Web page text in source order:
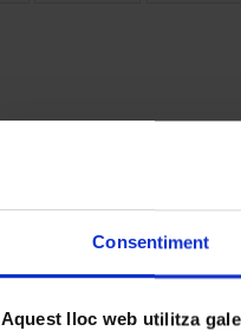
Consentiment
Aquest lloc web utilitza